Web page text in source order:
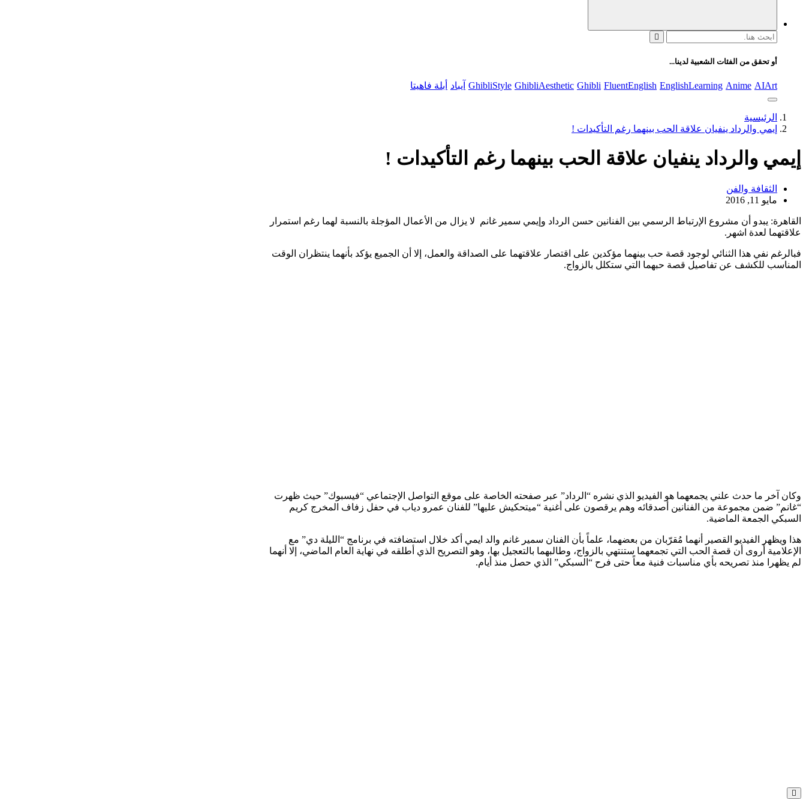
البحث
أو تحقق من الفئات الشعبية لدينا...
AIArt
Anime
EnglishLearning
FluentEnglish
Ghibli
GhibliAesthetic
GhibliStyle آيباد أبلة فاهيتا
الرئيسية
إيمي والرداد ينفيان علاقة الحب بينهما رغم التأكيدات !
إيمي والرداد ينفيان علاقة الحب بينهما رغم التأكيدات !
الثقافة والفن
مايو 11, 2016
القاهرة: يبدو أن مشروع الإرتباط الرسمي بين الفنانين حسن الرداد وإيمي سمير غانم لا يزال من الأعمال المؤجلة بالنسبة لهما رغم استمرار
علاقتهما لعدة اشهر.
فبالرغم نفي هذا الثنائي لوجود قصة حب بينهما مؤكدين على اقتصار علاقتهما على الصداقة والعمل، إلا أن الجميع يؤكد بأنهما ينتظران الوقت
المناسب للكشف عن تفاصيل قصة حبهما التي ستكلل بالزواج.
وكان آخر ما حدث علني يجمعهما هو الفيديو الذي نشره “الرداد” عبر صفحته الخاصة على موقع التواصل الإجتماعي “فيسبوك” حيث ظهرت
“غانم” ضمن مجموعة من الفنانين أصدقائه وهم يرقصون على أغنية “ميتحكيش عليها” للفنان عمرو دياب في حفل زفاف المخرج كريم
السبكي الجمعة الماضية.
هذا ويظهر الفيديو القصير أنهما مُقرّبان من بعضهما، علماً بأن الفنان سمير غانم والد ايمي أكد خلال استضافته في برنامج “الليلة دي” مع
الإعلامية أروى أن قصة الحب التي تجمعهما ستنتهي بالزواج، وطالبهما بالتعجيل بها، وهو التصريح الذي أطلقه في نهاية العام الماضي، إلا أنهما
لم يظهرا منذ تصريحه بأي مناسبات فنية معاً حتى فرح “السبكي” الذي حصل منذ أيام.